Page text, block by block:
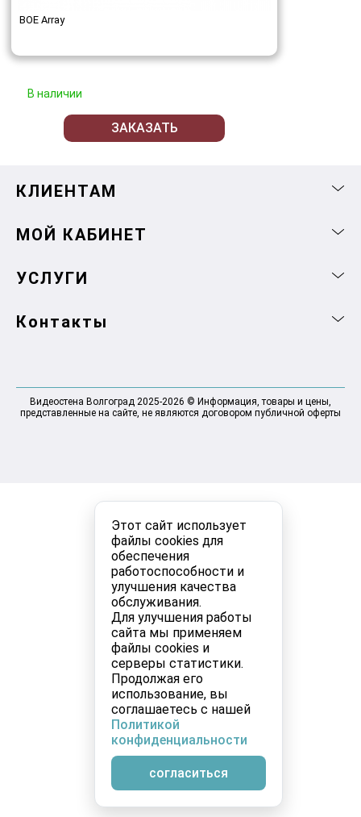
Этот сайт использует
файлы cookies для
обеспечения
работоспособности и
улучшения качества
обслуживания.
Для улучшения работы
сайта мы применяем
файлы cookies и
серверы статистики.
Продолжая его
использование, вы
соглашаетесь с нашей
Политикой
конфиденциальности
согласиться
BOE Array
В наличии
ЗАКАЗАТЬ
КЛИЕНТАМ
МОЙ КАБИНЕТ
УСЛУГИ
Контакты
Видеостена Волгоград 2025-2026 © Информация, товары и цены,
представленные на сайте, не являются договором публичной оферты